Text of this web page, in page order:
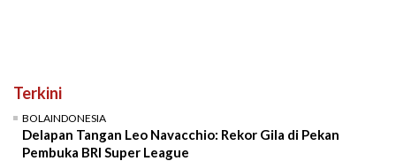
Terkini
BOLAINDONESIA
Delapan Tangan Leo Navacchio: Rekor Gila di Pekan
Pembuka BRI Super League